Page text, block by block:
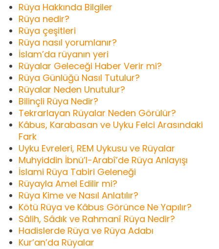
Rüya Hakkında Bilgiler
Rüya nedir?
Rüya çeşitleri
Rüya nasıl yorumlanır?
İslam’da rüyanın yeri
Rüyalar Geleceği Haber Verir mi?
Rüya Günlüğü Nasıl Tutulur?
Rüyalar Neden Unutulur?
Bilinçli Rüya Nedir?
Tekrarlayan Rüyalar Neden Görülür?
Kâbus, Karabasan ve Uyku Felci Arasındaki
Fark
Uyku Evreleri, REM Uykusu ve Rüyalar
Muhyiddin İbnü’l-Arabî’de Rüya Anlayışı
İslami Rüya Tabiri Geleneği
Rüyayla Amel Edilir mi?
Rüya Kime ve Nasıl Anlatılır?
Kötü Rüya ve Kâbus Görünce Ne Yapılır?
Sâlih, Sâdık ve Rahmanî Rüya Nedir?
Hadislerde Rüya ve Rüya Adabı
Kur’an’da Rüyalar